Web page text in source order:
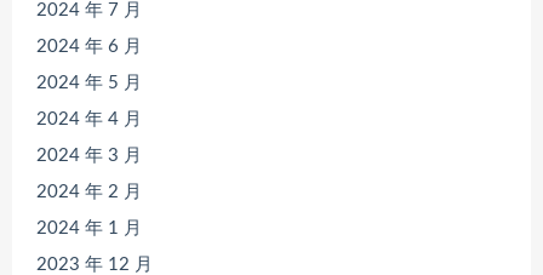
2024 年 7 月
2024 年 6 月
2024 年 5 月
2024 年 4 月
2024 年 3 月
2024 年 2 月
2024 年 1 月
2023 年 12 月